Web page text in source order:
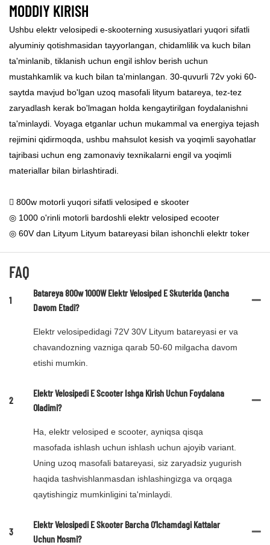
MODDIY KIRISH
Ushbu elektr velosipedi e-skooterning xususiyatlari yuqori sifatli
alyuminiy qotishmasidan tayyorlangan, chidamlilik va kuch bilan
ta'minlanib, tiklanish uchun engil ishlov berish uchun
mustahkamlik va kuch bilan ta'minlangan. 30-quvurli 72v yoki 60-
saytda mavjud bo'lgan uzoq masofali lityum batareya, tez-tez
zaryadlash kerak bo'lmagan holda kengaytirilgan foydalanishni
ta'minlaydi. Voyaga etganlar uchun mukammal va energiya tejash
rejimini qidirmoqda, ushbu mahsulot kesish va yoqimli sayohatlar
tajribasi uchun eng zamonaviy texnikalarni engil va yoqimli
materiallar bilan birlashtiradi.
 800w motorli yuqori sifatli velosiped e skooter
◎ 1000 o'rinli motorli bardoshli elektr velosiped ecooter
◎ 60V dan Lityum Lityum batareyasi bilan ishonchli elektr toker
FAQ
1
Batareya 800w 1000W Elektr Velosiped E Skuterida Qancha
Davom Etadi?
Elektr velosipedidagi 72V 30V Lityum batareyasi er va
chavandozning vazniga qarab 50-60 milgacha davom
etishi mumkin.
2
Elektr Velosipedi E Scooter Ishga Kirish Uchun Foydalana
Oladimi?
Ha, elektr velosiped e scooter, ayniqsa qisqa
masofada ishlash uchun ishlash uchun ajoyib variant.
Uning uzoq masofali batareyasi, siz zaryadsiz yugurish
haqida tashvishlanmasdan ishlashingizga va orqaga
qaytishingiz mumkinligini ta'minlaydi.
3
Elektr Velosipedi E Skooter Barcha O'lchamdagi Kattalar
Uchun Mosmi?